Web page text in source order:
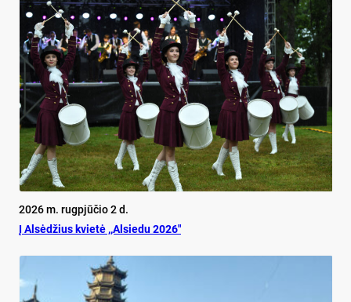
2026 m. rugpjūčio 2 d.
Į Alsėdžius kvietė ,,Alsiedu 2026″